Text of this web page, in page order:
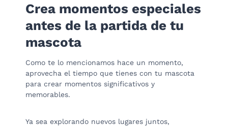
Crea momentos especiales
antes de la partida de tu
mascota
Como te lo mencionamos hace un momento,
aprovecha el tiempo que tienes con tu mascota
para crear momentos significativos y
memorables.
Ya sea explorando nuevos lugares juntos,